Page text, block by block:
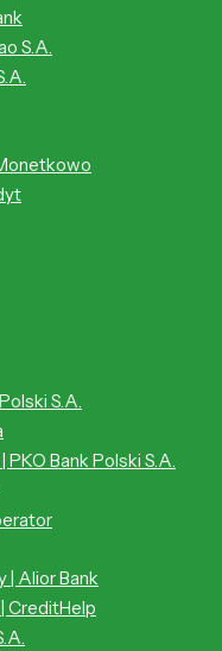
S.A.
S.A.
Bank Polski S.A.
| Alior Bank
CreditHelp